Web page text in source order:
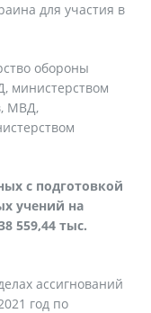
для участия в
обороны
министерством
МВД,
с подготовкой
учений на
559,44 тыс.
ассигнований
год по